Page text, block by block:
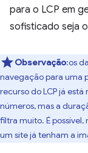
para o LCP em
sofisticado seja
Observação:os
navegação para uma
recurso do LCP já
números, mas a
filtra muito. É
um site já tenham a